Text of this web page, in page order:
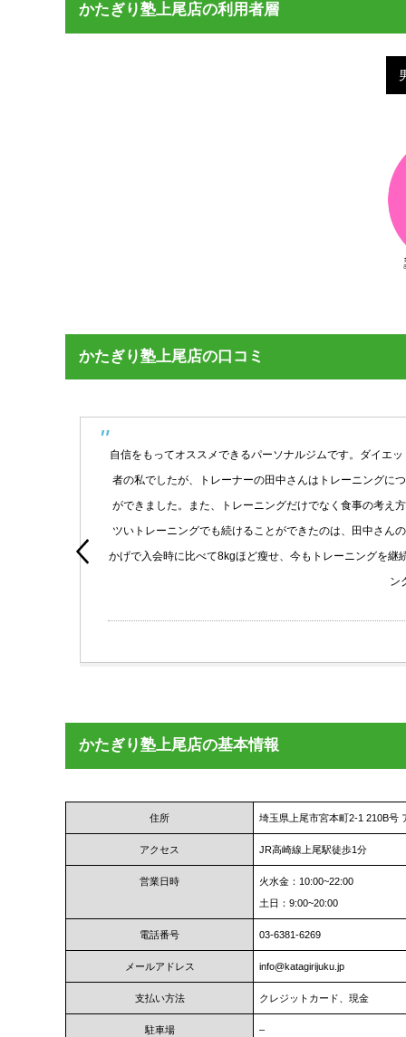
かたぎり塾上尾店の利用者層
かたぎり塾上尾店の口コミ
自信をもってオススメできるパーソナルジムです。ダイエ
者の私でしたが、トレーナーの田中さんはトレーニングに
ができました。また、トレーニングだけでなく食事の考え
ツいトレーニングでも続けることができたのは、田中さん
かげで入会時に比べて8kgほど瘦せ、今もトレーニングを
ン
かたぎり塾上尾店の基本情報
住所 埼玉県上尾市宮本町2-1 210B号
アクセス JR高崎線上尾駅徒歩1分
営業日時
火水金：10:00~22:00
土日：9:00~20:00
電話番号 03‐6381‐6269
メールアドレス info@katagirijuku.jp
支払い方法 クレジットカード、現金
駐車場 –